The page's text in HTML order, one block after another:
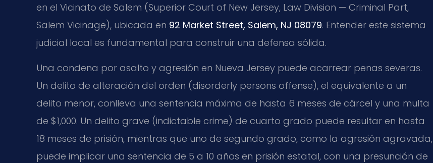
en el Vicinato de Salem (Superior Court of New Jersey, Law Division — Criminal Part,
Salem Vicinage), ubicada en 92 Market Street, Salem, NJ 08079. Entender este sistema
judicial local es fundamental para construir una defensa sólida.
Una condena por asalto y agresión en Nueva Jersey puede acarrear penas severas.
Un delito de alteración del orden (disorderly persons offense), el equivalente a un
delito menor, conlleva una sentencia máxima de hasta 6 meses de cárcel y una multa
de $1,000. Un delito grave (indictable crime) de cuarto grado puede resultar en hasta
18 meses de prisión, mientras que uno de segundo grado, como la agresión agravada,
puede implicar una sentencia de 5 a 10 años en prisión estatal, con una presunción de